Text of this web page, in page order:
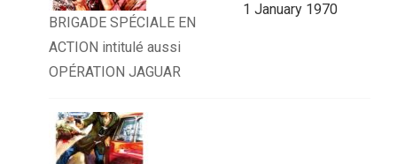
BRIGADE SPÉCIALE EN
ACTION intitulé aussi
OPÉRATION JAGUAR
1 January 1970